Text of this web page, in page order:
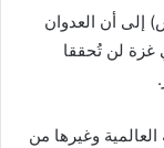
إلى أن العدوان
غزة لن تُحققا
وغيرها من